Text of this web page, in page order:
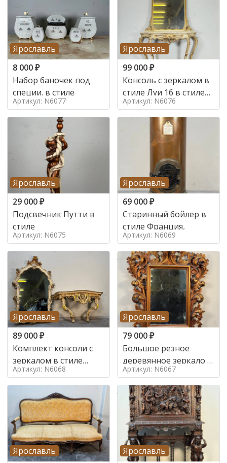
Ярославль
8 000₽
Набор баночек под
специи. в стиле
Артикул: N6077
Ярославль
99 000₽
Консоль с зеркалом в
стиле Луи 16 в стиле
Луи 16, Италия,
Артикул: N6076
Ярославль
29 000₽
Подсвечник Путти в
стиле
Артикул: N6075
Ярославль
69 000₽
Старинный бойлер в
стиле Франция,
Артикул: N6069
Ярославль
89 000₽
Комплект консоли с
зеркалом в стиле
ренессанс,
Артикул: N6068
Ярославль
79 000₽
Большое резное
деревянное зеркало с
золочением в стиле
Артикул: N6067
Ярославль
Ярославль